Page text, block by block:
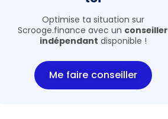
Optimise ta situation sur
Scrooge.finance avec un conseiller
indépendant disponible !
Me faire conseiller